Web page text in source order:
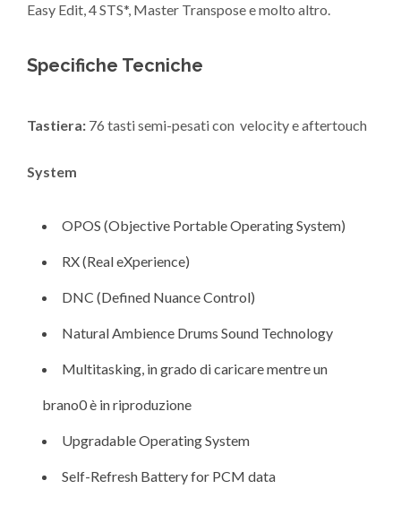
Easy Edit, 4 STS*, Master Transpose e molto altro.
Specifiche Tecniche
Tastiera: 76 tasti semi-pesati con velocity e aftertouch
System
OPOS (Objective Portable Operating System)
RX (Real eXperience)
DNC (Defined Nuance Control)
Natural Ambience Drums Sound Technology
Multitasking, in grado di caricare mentre un
brano0 è in riproduzione
Upgradable Operating System
Self-Refresh Battery for PCM data